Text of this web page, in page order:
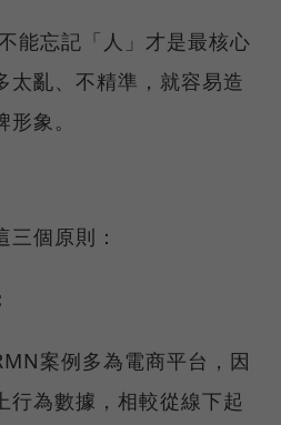
能忘記「人」才是最核心
太亂、不精準，就容易造
象。
個原則：
案例多為電商平台，因
行為數據，相較從線下起